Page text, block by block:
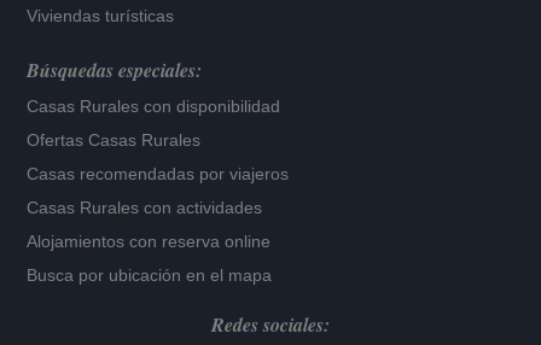
Viviendas turísticas
Búsquedas especiales:
Casas Rurales con disponibilidad
Ofertas Casas Rurales
Casas recomendadas por viajeros
Casas Rurales con actividades
Alojamientos con reserva online
Busca por ubicación en el mapa
Redes sociales: